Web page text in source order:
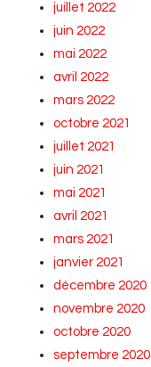
juillet 2022
juin 2022
mai 2022
avril 2022
mars 2022
octobre 2021
juillet 2021
juin 2021
mai 2021
avril 2021
mars 2021
janvier 2021
décembre 2020
novembre 2020
octobre 2020
septembre 2020